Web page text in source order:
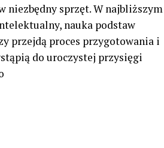
niezbędny sprzęt. W najbliższym
nauka podstaw
przejdą proces przygotowania i
do uroczystej przysięgi